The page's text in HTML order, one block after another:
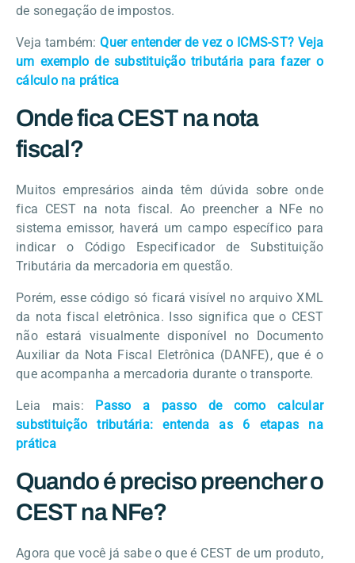
de sonegação de impostos.
Veja também:Quer entender de vez o ICMS-ST? Veja
um exemplo de substituição tributária para fazer o
cálculo na prática
Onde fica CEST na nota
fiscal?
Muitos empresários ainda têm dúvida sobre onde
fica CEST na nota fiscal. Ao preencher a NFe no
sistema emissor, haverá um campo específico para
indicar o Código Especificador de Substituição
Tributária da mercadoria em questão.
Porém, esse código só ficará visível no arquivo XML
da nota fiscal eletrônica. Isso significa que o CEST
não estará visualmente disponível no Documento
Auxiliar da Nota Fiscal Eletrônica (DANFE), que é o
que acompanha a mercadoria durante o transporte.
Leia mais: Passo a passo de como calcular
substituição tributária: entenda as 6 etapas na
prática
Quando é preciso preencher o
CEST na NFe?
Agora que você já sabe o que é CEST de um produto,